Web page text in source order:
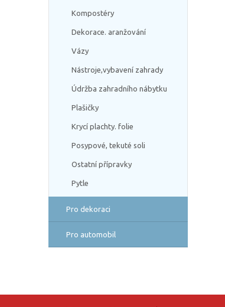
Kompostéry
Dekorace. aranžování
Vázy
Nástroje,vybavení zahrady
Údržba zahradního nábytku
Plašičky
Krycí plachty. folie
Posypové, tekuté soli
Ostatní přípravky
Pytle
Pro dekoraci
Pro automobil